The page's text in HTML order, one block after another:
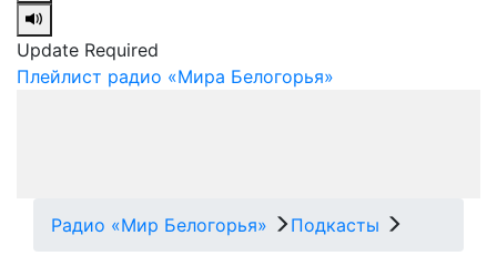
Update Required
Плейлист радио «Мира Белогорья»
Радио «Мир Белогорья» Подкасты